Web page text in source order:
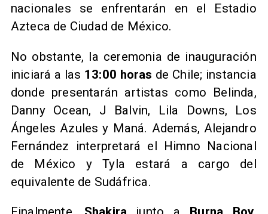
nacionales se enfrentarán en el Estadio
Azteca de Ciudad de México.
No obstante, la ceremonia de inauguración
iniciará a las 13:00 horas de Chile; instancia
donde presentarán artistas como Belinda,
Danny Ocean, J Balvin, Lila Downs, Los
Ángeles Azules y Maná. Además, Alejandro
Fernández interpretará el Himno Nacional
de México y Tyla estará a cargo del
equivalente de Sudáfrica.